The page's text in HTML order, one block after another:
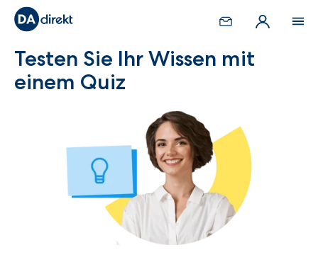
Testen Sie Ihr Wissen mit
einem Quiz